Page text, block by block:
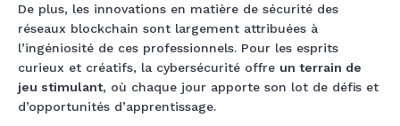
De plus, les innovations en matière de sécurité des
réseaux blockchain sont largement attribuées à
l’ingéniosité de ces professionnels. Pour les esprits
curieux et créatifs, la cybersécurité offre un terrain de
jeu stimulant, où chaque jour apporte son lot de défis et
d’opportunités d’apprentissage.